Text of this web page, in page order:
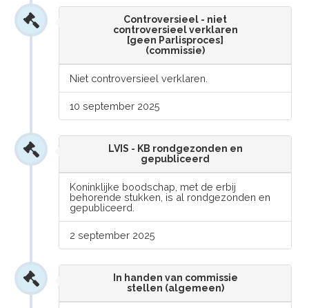
Controversieel - niet
controversieel verklaren
[geen Parlisproces]
(commissie)
Niet controversieel verklaren.
10 september 2025
LVIS - KB rondgezonden en
gepubliceerd
Koninklijke boodschap, met de erbij
behorende stukken, is al rondgezonden en
gepubliceerd.
2 september 2025
In handen van commissie
stellen (algemeen)